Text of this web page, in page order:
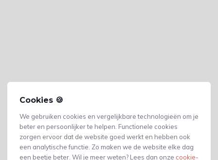
Cookies 🍪
We gebruiken cookies en vergelijkbare technologieën om je
beter en persoonlijker te helpen. Functionele cookies
zorgen ervoor dat de website goed werkt en hebben ook
een analytische functie. Zo maken we de website elke dag
een beetje beter. Wil je meer weten? Lees dan onze cookie-
Gerelateerde producten